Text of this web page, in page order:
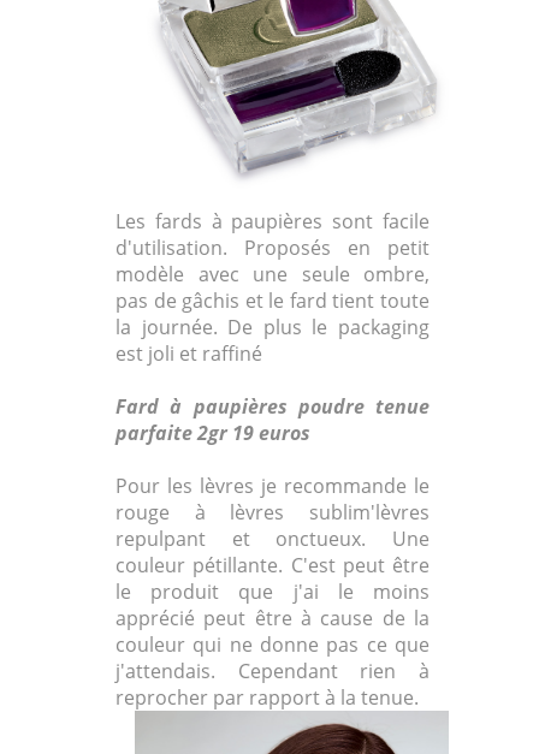
Les fards à paupières sont facile
d'utilisation. Proposés en petit
modèle avec une seule ombre,
pas de gâchis et le fard tient toute
la journée. De plus le packaging
est joli et raffiné
Fard à paupières poudre tenue
parfaite 2gr 19 euros
Pour les lèvres je recommande le
rouge à lèvres sublim'lèvres
repulpant et onctueux. Une
couleur pétillante. C'est peut être
le produit que j'ai le moins
apprécié peut être à cause de la
couleur qui ne donne pas ce que
j'attendais. Cependant rien à
reprocher par rapport à la tenue.